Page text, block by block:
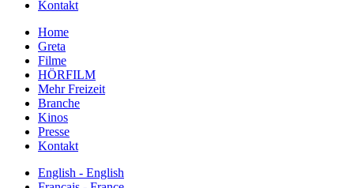
Kontakt
Home
Greta
Filme
HÖRFILM
Mehr Freizeit
Branche
Kinos
Presse
Kontakt
English - English